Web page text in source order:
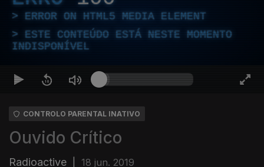
ERROR ON HTML5 MEDIA ELEMENT
ESTE CONTEÚDO ESTÁ NESTE MOMENTO
INDISPONÍVEL
CONTROLO PARENTAL INATIVO
Ouvido Crítico
Radioactive 18 jun. 2019